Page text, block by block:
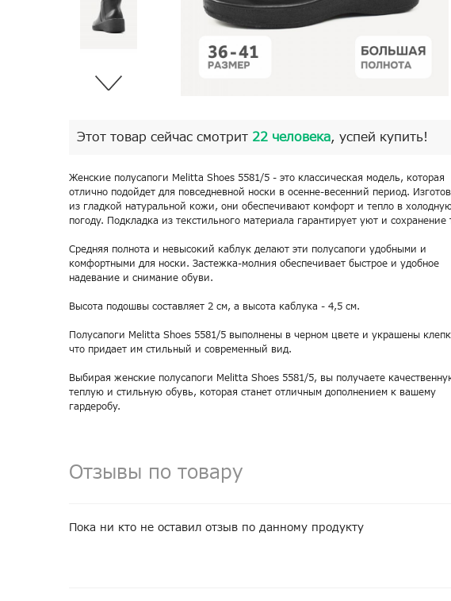
Этот товар сейчас смотрит 22 человека, успей купить!
Женские полусапоги Melitta Shoes 5581/5 - это классическая модель, которая
отлично подойдет для повседневной носки в осенне-весенний период.
из гладкой натуральной кожи, они обеспечивают комфорт и тепло в
погоду. Подкладка из текстильного материала гарантирует уют и сохранение
Средняя полнота и невысокий каблук делают эти полусапоги удобными и
комфортными для носки. Застежка-молния обеспечивает быстрое и удобное
надевание и снимание обуви.
Высота подошвы составляет 2 см, а высота каблука - 4,5 см.
Полусапоги Melitta Shoes 5581/5 выполнены в черном цвете и украшены
что придает им стильный и современный вид.
Выбирая женские полусапоги Melitta Shoes 5581/5, вы получаете
теплую и стильную обувь, которая станет отличным дополнением к вашему
гардеробу.
Отзывы по товару
Пока ни кто не оставил отзыв по данному продукту